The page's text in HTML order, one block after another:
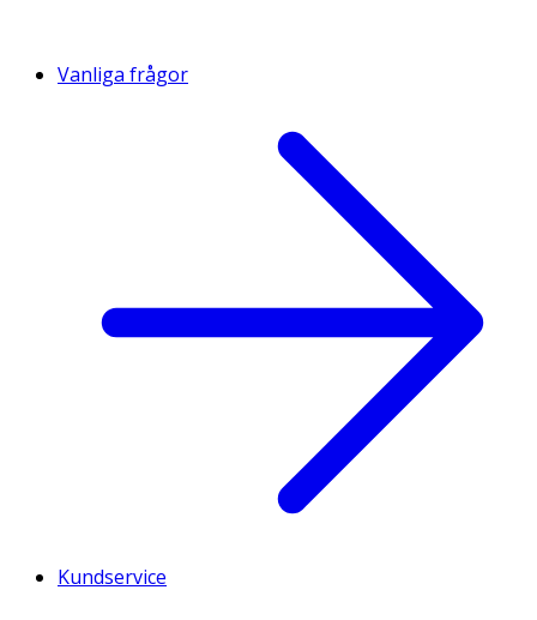
Vanliga frågor
Kundservice